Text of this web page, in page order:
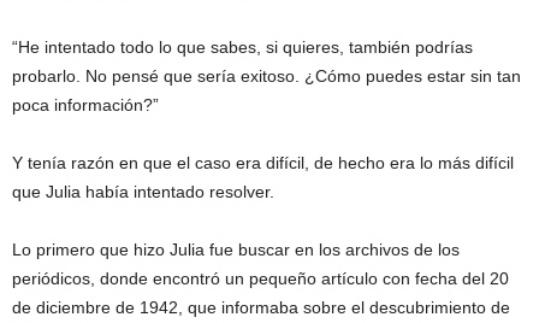
“He intentado todo lo que sabes, si quieres, también podrías
probarlo. No pensé que sería exitoso. ¿Cómo puedes estar sin tan
poca información?”
Y tenía razón en que el caso era difícil, de hecho era lo más difícil
que Julia había intentado resolver.
Lo primero que hizo Julia fue buscar en los archivos de los
periódicos, donde encontró un pequeño artículo con fecha del 20
de diciembre de 1942, que informaba sobre el descubrimiento de